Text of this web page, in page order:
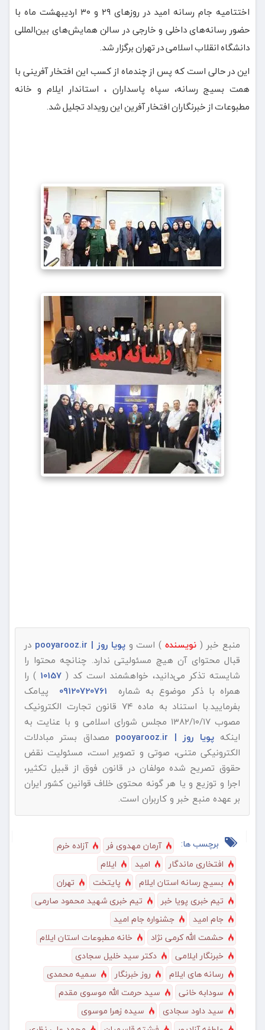
اختتامیه جام رسانه امید در روزهای ۲۹ و ۳۰ اردیبهشت ماه با
حضور رسانه‌های داخلی و خارجی در سالن همایش‌های بین‌المللی
دانشگاه انقلاب اسلامی در تهران برگزار شد.
این در حالی است که پس از چندماه از کسب این افتخار آفرینی با
همت بسیج رسانه، سپاه پاسداران ، استاندار ایلام و خانه
مطبوعات از خبرنگاران افتخار آفرین این رویداد تجلیل شد.
منبع خبر ( نویسنده) است وپویا روز | pooyarooz.ir
در
قبال محتوای آن هیچ مسئولیتی ندارد. چنانچه محتوا را
شایسته تذکر می‌دانید، خواهشمند است کد (
) را
همراه با ذکر موضوع به شماره
پیامک
بفرمایید.با استناد به ماده ۷۴ قانون تجارت الکترونیک
مصوب ۱۳۸۲/۱۰/۱۷ مجلس شورای اسلامی و با عنایت به
اینکهپویا روز | pooyarooz.ir
مصداق بستر مبادلات
الکترونیکی متنی، صوتی و تصویر است، مسئولیت نقض
حقوق تصریح شده مولفان در قانون فوق از قبیل تکثیر،
اجرا و توزیع و یا هر گونه محتوی خلاف قوانین کشور ایران
بر عهده منبع خبر و کاربران است.
برچسب ها: آرمان مهدوی فر
آزاده خرم
افتخاری ماندگار
امید
ایلام
بسیج رسانه استان ایلام
پایتخت
تهران
تیم خبری پویا خبر
تیم خبری شهید محمود صارمی
جام امید
جشنواره جام امید
حشمت الله کرمی نژاد
خانه مطبوعات استان ایلام
خبرنگار ایلامی
دکتر سید خلیل سجادی
رسانه های ایلام
روز خبرنگار
سمیه محمدی
سودابه خانی
سید حرمت الله موسوی مقدم
سید داود سجادی
سیده زهرا موسوی